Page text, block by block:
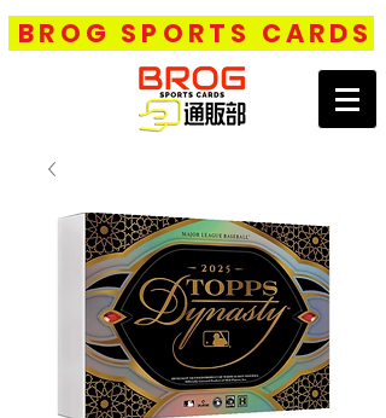
BROG SPORTS CARDS